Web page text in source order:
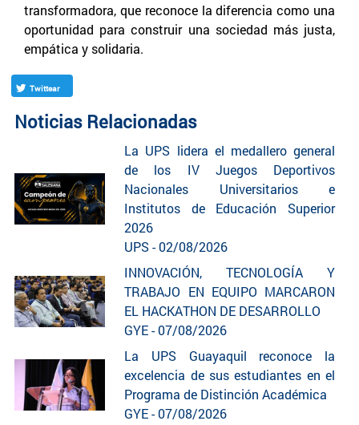
transformadora, que reconoce la diferencia como una
oportunidad para construir una sociedad más justa,
empática y solidaria.
Twittear
Noticias Relacionadas
La UPS lidera el medallero general
de los IV Juegos Deportivos
Nacionales Universitarios e
Institutos de Educación Superior
2026
UPS - 02/08/2026
INNOVACIÓN, TECNOLOGÍA Y
TRABAJO EN EQUIPO MARCARON
EL HACKATHON DE DESARROLLO
GYE - 07/08/2026
La UPS Guayaquil reconoce la
excelencia de sus estudiantes en el
Programa de Distinción Académica
GYE - 07/08/2026